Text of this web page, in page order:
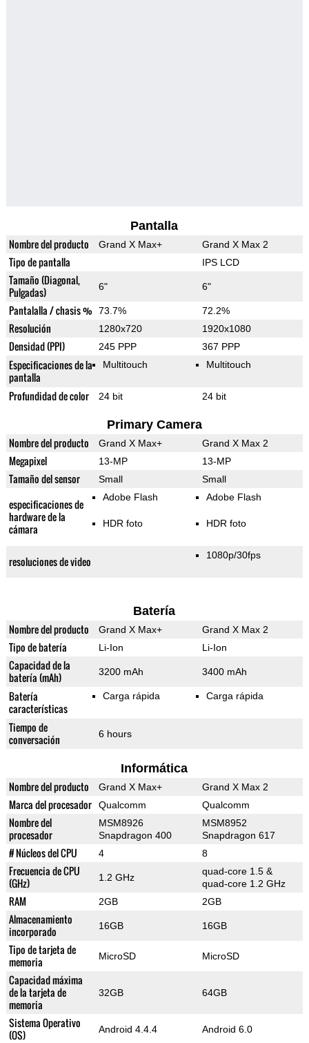
Pantalla
Nombre del producto Grand X Max+ Grand X Max 2
Tipo de pantalla IPS LCD
Tamaño (Diagonal,
Pulgadas)
6" 6"
Pantalalla / chasis % 73.7% 72.2%
Resolución 1280x720 1920x1080
Densidad (PPI) 245 PPP 367 PPP
Especificaciones de la
pantalla
Multitouch Multitouch
Profundidad de color 24 bit 24 bit
Primary Camera
Nombre del producto Grand X Max+ Grand X Max 2
Megapixel 13-MP 13-MP
Tamaño del sensor Small Small
especificaciones de
hardware de la
cámara
Adobe Flash
HDR foto
Adobe Flash
HDR foto
resoluciones de video 1080p/30fps
Batería
Nombre del producto Grand X Max+ Grand X Max 2
Tipo de batería Li-Ion Li-Ion
Capacidad de la
batería (mAh)
3200 mAh 3400 mAh
Batería
características
Carga rápida Carga rápida
Tiempo de
conversación
6 hours
Informática
Nombre del producto Grand X Max+ Grand X Max 2
Marca del procesador Qualcomm Qualcomm
Nombre del
procesador
MSM8926
Snapdragon 400
MSM8952
Snapdragon 617
# Núcleos del CPU 4 8
Frecuencia de CPU
(GHz)
1.2 GHz
quad-core 1.5 &
quad-core 1.2 GHz
RAM 2GB 2GB
Almacenamiento
incorporado
16GB 16GB
Tipo de tarjeta de
memoria
MicroSD MicroSD
Capacidad máxima
de la tarjeta de
memoria
32GB 64GB
Sistema Operativo
(OS)
Android 4.4.4 Android 6.0